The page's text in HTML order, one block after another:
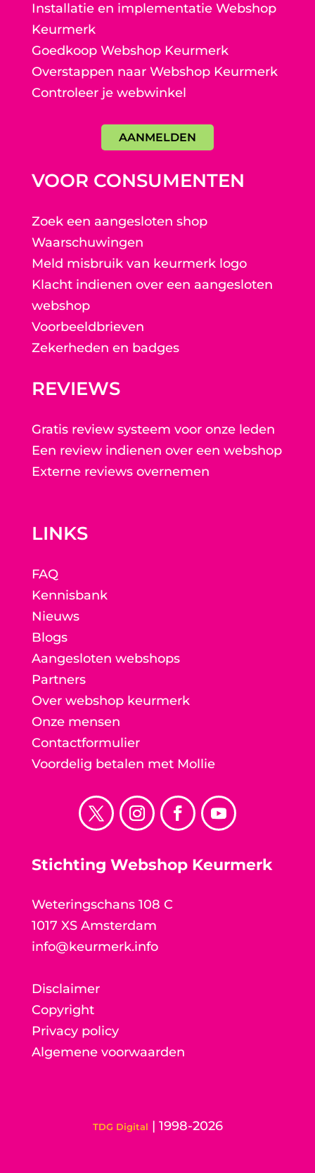
Installatie en implementatie Webshop
Keurmerk
Goedkoop Webshop Keurmerk
Overstappen naar Webshop Keurmerk
Controleer je webwinkel
AANMELDEN
VOOR CONSUMENTEN
Zoek een aangesloten shop
Waarschuwingen
Meld misbruik van keurmerk logo
Klacht indienen over een aangesloten
webshop
Voorbeeldbrieven
Zekerheden en badges
REVIEWS
Gratis review systeem voor onze leden
Een review indienen over een webshop
Externe reviews overnemen
LINKS
FAQ
Kennisbank
Nieuws
Blogs
Aangesloten webshops
Partners
Over webshop keurmerk
Onze mensen
Contactformulier
Voordelig betalen met Mollie
Stichting Webshop Keurmerk
Weteringschans 108 C
1017 XS Amsterdam
info@keurmerk.info
Disclaimer
Copyright
Privacy policy
Algemene voorwaarden
TDG Digital | 1998-2026